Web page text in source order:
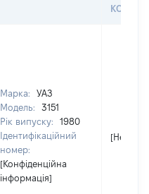
Марка:
УАЗ
Модель:
3151
Рік випуску:
1980
Ідентифікаційний
номер:
[Конфіденційна
інформація]
[Не